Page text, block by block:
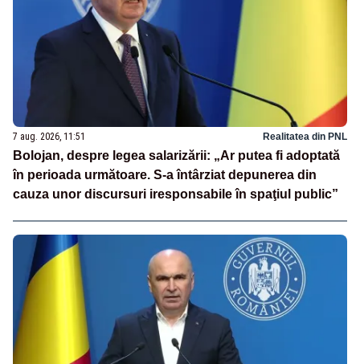
7 aug. 2026, 11:51 Realitatea din PNL
Bolojan, despre legea salarizării: „Ar putea fi adoptată
în perioada următoare. S-a întârziat depunerea din
cauza unor discursuri iresponsabile în spaţiul public”